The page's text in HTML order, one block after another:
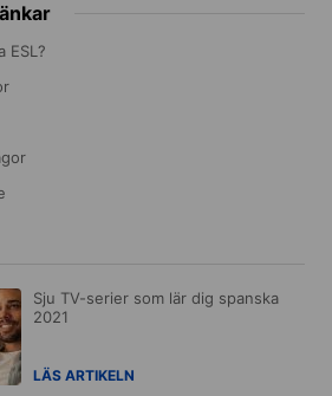
ESL?
Sju TV-serier som lär dig spanska
2021
LÄS ARTIKELN